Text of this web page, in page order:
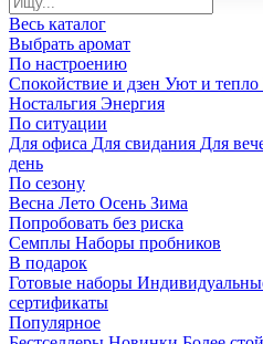
Весь каталог
Выбрать аромат
По настроению
Спокойствие и дзен Уют и тепло
Ностальгия Энергия
По ситуации
Для офиса Для свидания Для
день
По сезону
Весна Лето Осень Зима
Попробовать без риска
Семплы Наборы пробников
В подарок
Готовые наборы
сертификаты
Популярное